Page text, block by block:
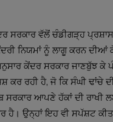
ਸਰਕਾਰ ਵੱਲੋਂ ਚੰਡੀਗੜ੍ਹ
ਨਿਯਮਾਂ ਨੂੰ ਲਾਗੂ ਕਰਨ ਦੀਆਂ
ਕੇਂਦਰ ਸਰਕਾਰ ਜਾਣਬੁੱਝ ਕੇ
ਕਰ ਰਹੀ ਹੈ, ਜੋ ਕਿ ਸੰਘੀ ਢਾਂਚੇ
ਸਰਕਾਰ ਆਪਣੇ ਹੱਕਾਂ ਦੀ
ਉਨ੍ਹਾਂ ਇਹ ਵੀ ਸਪੱਸ਼ਟ